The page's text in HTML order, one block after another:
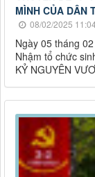
MÌNH CỦA DÂN
08/02/2025
Ngày 05 tháng
Nhậm tổ chức
KỶ NGUYÊN